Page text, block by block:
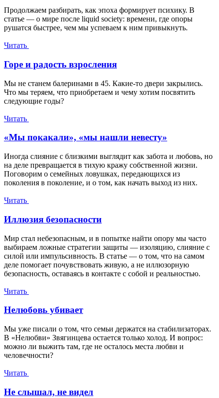
Продолжаем разбирать, как эпоха формирует психику. В
статье — о мире после liquid society: времени, где опоры
рушатся быстрее, чем мы успеваем к ним привыкнуть.
Читать
Горе и радость взросления
Мы не станем балеринами в 45. Какие-то двери закрылись.
Что мы теряем, что приобретаем и чему хотим посвятить
следующие годы?
Читать
«Мы покакали», «мы нашли невесту»
Иногда слияние с близкими выглядит как забота и любовь, но
на деле превращается в тихую кражу собственной жизни.
Поговорим о семейных ловушках, передающихся из
поколения в поколение, и о том, как начать выход из них.
Читать
Иллюзия безопасности
Мир стал небезопасным, и в попытке найти опору мы часто
выбираем ложные стратегии защиты — изоляцию, слияние с
силой или импульсивность. В статье — о том, что на самом
деле помогает почувствовать живую, а не иллюзорную
безопасность, оставаясь в контакте с собой и реальностью.
Читать
Нелюбовь убивает
Мы уже писали о том, что семьи держатся на стабилизаторах.
В «Нелюбви» Звягинцева остается только холод. И вопрос:
можно ли выжить там, где не осталось места любви и
человечности?
Читать
Не слышал, не видел